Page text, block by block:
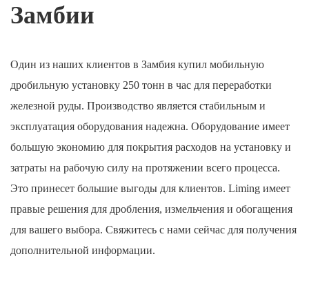
Замбии
Один из наших клиентов в Замбия купил мобильную
дробильную установку 250 тонн в час для переработки
железной руды. Производство является стабильным и
эксплуатация оборудования надежна. Оборудование имеет
большую экономию для покрытия расходов на установку и
затраты на рабочую силу на протяжении всего процесса.
Это принесет большие выгоды для клиентов. Liming имеет
правые решения для дробления, измельчения и обогащения
для вашего выбора. Свяжитесь с нами сейчас для получения
дополнительной информации.